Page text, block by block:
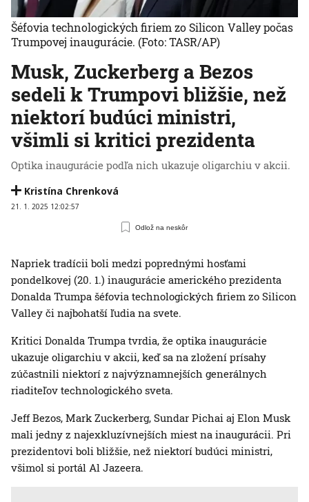
Musk, Zuckerberg a Bezos
sedeli k Trumpovi bližšie, než
niektorí budúci ministri,
všimli si kritici prezidenta
Optika inaugurácie podľa nich ukazuje oligarchiu v akcii.
Kristína Chrenková
21. 1. 2025 12:02:57
Odlož na neskôr
Šéfovia technologických firiem zo Silicon Valley počas
Trumpovej inaugurácie. (Foto: TASR/AP)
Napriek tradícii boli medzi poprednými hosťami
pondelkovej (20. 1.) inaugurácie amerického prezidenta
Donalda Trumpa šéfovia technologických firiem zo Silicon
Valley či najbohatší ľudia na svete.
Kritici Donalda Trumpa tvrdia, že optika inaugurácie
ukazuje oligarchiu v akcii, keď sa na zložení prísahy
zúčastnili niektorí z najvýznamnejších generálnych
riaditeľov technologického sveta.
Jeff Bezos, Mark Zuckerberg, Sundar Pichai aj Elon Musk
mali jedny z najexkluzívnejších miest na inaugurácii. Pri
prezidentovi boli bližšie, než niektorí budúci ministri,
všimol si portál Al Jazeera.